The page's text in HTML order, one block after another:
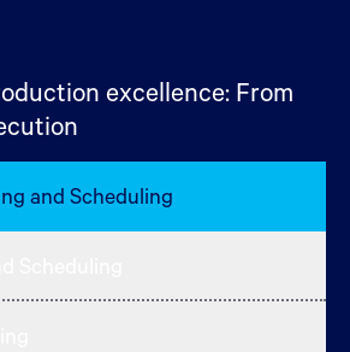
excellence: From
and Scheduling